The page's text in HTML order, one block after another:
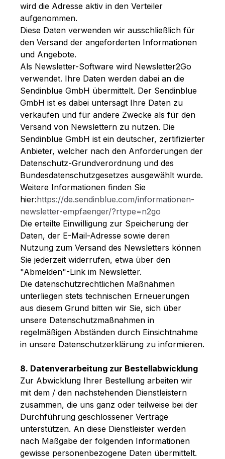
wird die Adresse aktiv in den Verteiler
aufgenommen.
Diese Daten verwenden wir ausschließlich für
den Versand der angeforderten Informationen
und Angebote.
Als Newsletter-Software wird Newsletter2Go
verwendet. Ihre Daten werden dabei an die
Sendinblue GmbH übermittelt. Der Sendinblue
GmbH ist es dabei untersagt Ihre Daten zu
verkaufen und für andere Zwecke als für den
Versand von Newslettern zu nutzen. Die
Sendinblue GmbH ist ein deutscher, zertifizierter
Anbieter, welcher nach den Anforderungen der
Datenschutz-Grundverordnung und des
Bundesdatenschutzgesetzes ausgewählt wurde.
Weitere Informationen finden Sie
hier:https://de.sendinblue.com/informationen-
newsletter-empfaenger/?rtype=n2go
Die erteilte Einwilligung zur Speicherung der
Daten, der E-Mail-Adresse sowie deren
Nutzung zum Versand des Newsletters können
Sie jederzeit widerrufen, etwa über den
"Abmelden"-Link im Newsletter.
Die datenschutzrechtlichen Maßnahmen
unterliegen stets technischen Erneuerungen
aus diesem Grund bitten wir Sie, sich über
unsere Datenschutzmaßnahmen in
regelmäßigen Abständen durch Einsichtnahme
in unsere Datenschutzerklärung zu informieren.
8. Datenverarbeitung zur Bestellabwicklung
Zur Abwicklung Ihrer Bestellung arbeiten wir
mit dem / den nachstehenden Dienstleistern
zusammen, die uns ganz oder teilweise bei der
Durchführung geschlossener Verträge
unterstützen. An diese Dienstleister werden
nach Maßgabe der folgenden Informationen
gewisse personenbezogene Daten übermittelt.